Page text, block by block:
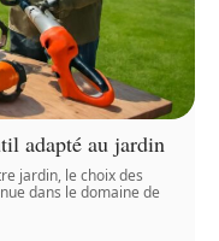
adapté au jardin
jardin, le choix des
dans le domaine de